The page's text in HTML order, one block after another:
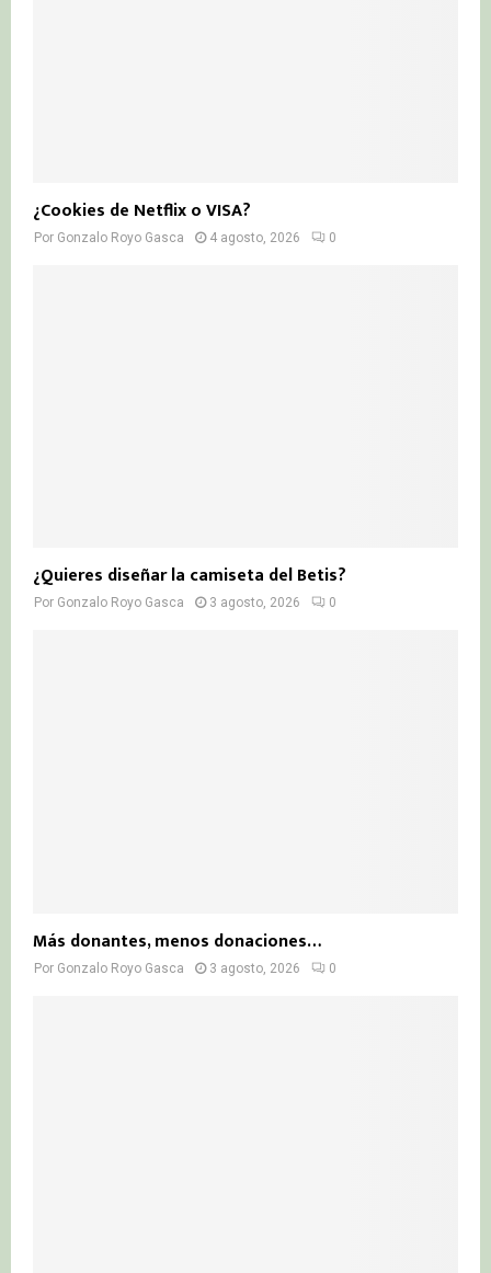
¿Cookies de Netflix o VISA?
Por Gonzalo Royo Gasca 4 agosto, 2026 0
¿Quieres diseñar la camiseta del Betis?
Por Gonzalo Royo Gasca 3 agosto, 2026 0
Más donantes, menos donaciones…
Por Gonzalo Royo Gasca 3 agosto, 2026 0